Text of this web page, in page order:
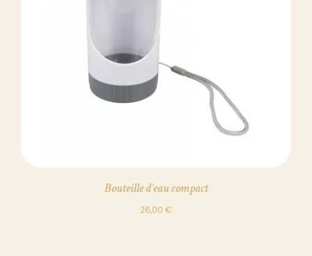
Bouteille d’eau compact
26,00 €